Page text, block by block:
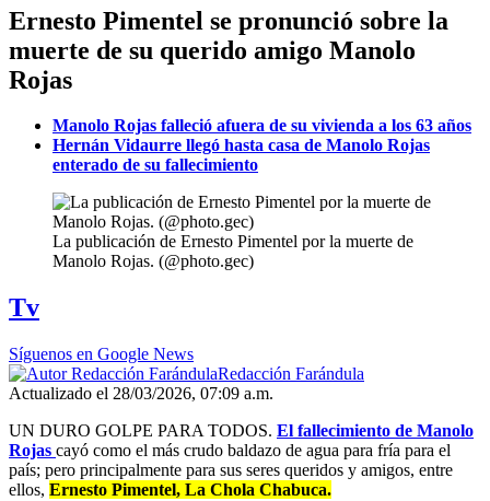
Ernesto Pimentel se pronunció sobre la
muerte de su querido amigo Manolo
Rojas
Manolo Rojas falleció afuera de su vivienda a los 63 años
Hernán Vidaurre llegó hasta casa de Manolo Rojas
enterado de su fallecimiento
La publicación de Ernesto Pimentel por la muerte de
Manolo Rojas. (@photo.gec)
Tv
Síguenos en Google News
Redacción Farándula
Actualizado el 28/03/2026, 07:09 a.m.
UN DURO GOLPE PARA TODOS. El fallecimiento de Manolo
Rojas cayó como el más crudo baldazo de agua para fría para el
país; pero principalmente para sus seres queridos y amigos, entre
ellos, Ernesto Pimentel, La Chola Chabuca.